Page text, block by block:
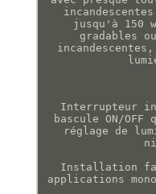
jusqu'à 150
gradables
Interrupteur
bascule ON/
réglage de
Installation
applications